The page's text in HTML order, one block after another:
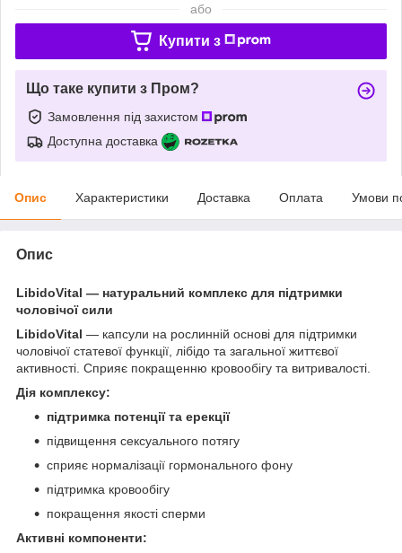
або
Купити з
Що таке купити з Пром?
Замовлення під захистом
Доступна доставка
Опис Характеристики Доставка Оплата Умови
Опис
LibidoVital — натуральний комплекс для підтримки
чоловічої сили
LibidoVital — капсули на рослинній основі для підтримки
чоловічої статевої функції, лібідо та загальної життєвої
активності. Сприяє покращенню кровообігу та витривалості.
Дія комплексу:
підтримка потенції та ерекції
підвищення сексуального потягу
сприяє нормалізації гормонального фону
підтримка кровообігу
покращення якості сперми
Активні компоненти: